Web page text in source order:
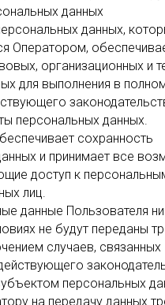
данных
данных,
Оператором,
организационных и
для выполнения в
персональных данных.
сохранность
и принимает все
доступ к
лиц.
данные Пользователя
не будут переданы
случаев, связанных
персональных
на передачу данных